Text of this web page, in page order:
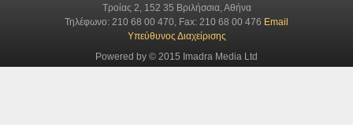
Τροίας 2, 152 35 Βριλήσσια, Αθήνα
Τηλέφωνο: 210 68 00 470, Fax: 210 68 00 476 Email
Υπεύθυνος Διαχείρισης
Powered by © 2015 Imadra Media Ltd